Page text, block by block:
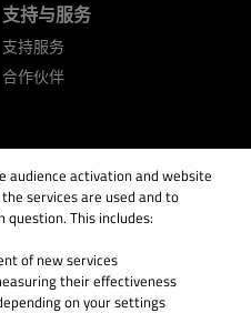
支持与服务
支持服务
合作伙伴
audience activation and website
services are used and to
This includes:
of new services
their effectiveness
on your settings